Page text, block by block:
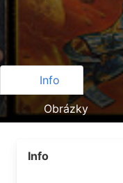
Info
Obrázky
Info